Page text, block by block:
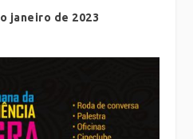
janeiro de 2023